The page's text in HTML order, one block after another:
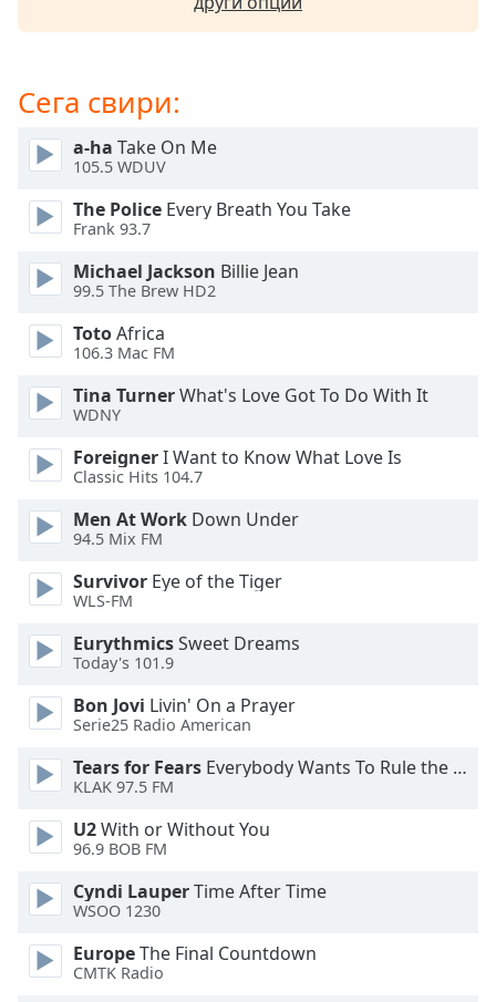
Escape
cancel
and
close
Text
Color
Opacity
Text
Background
Background
Color
Opacity
Font
Size
Text
Edge
Style
Сега свири:
a-ha Take On Me
105.5 WDUV
The Police Every Breath You Take
Frank 93.7
Michael Jackson Billie Jean
99.5 The Brew HD2
TotoAfrica
106.3 Mac FM
Tina TurnerWhat's Love Got To Do With It
WDNY
ForeignerI Want to Know What Love Is
Classic Hits 104.7
Men At Work Down Under
94.5 Mix FM
Survivor Eye of the Tiger
WLS-FM
EurythmicsSweet Dreams
Today's 101.9
Bon Jovi Livin' On a Prayer
Serie25 Radio American
Tears for Fears Everybody Wants To Rule the World
KLAK 97.5 FM
U2With or Without You
96.9 BOB FM
Cyndi LauperTime After Time
WSOO 1230
EuropeThe Final Countdown
CMTK Radio